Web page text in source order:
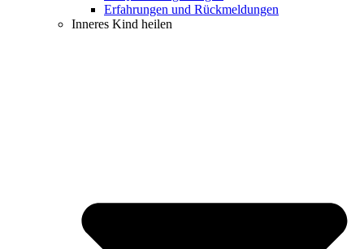
Erfahrungen und Rückmeldungen
Inneres Kind heilen